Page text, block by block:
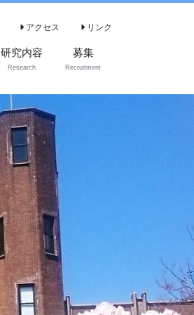
アクセス リンク
研究内容
Research
募集
Recruitment